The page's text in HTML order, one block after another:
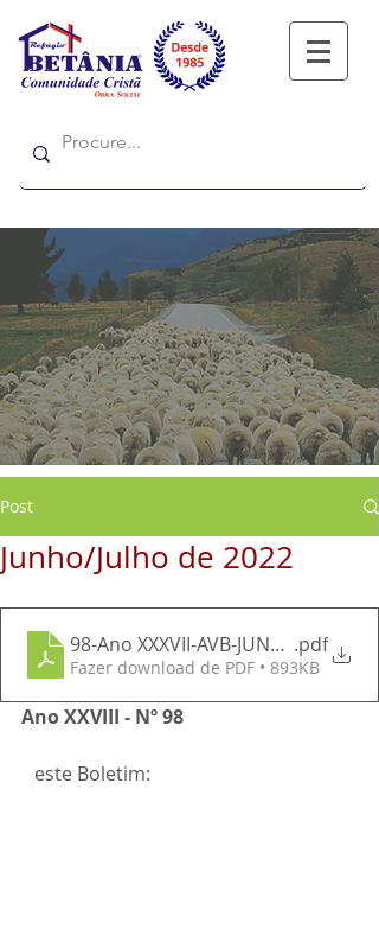
Refugio
Post
Junho/Julho de 2022
.pdf
Fazer download de PDF • 893KB
Ano XXVIII - Nº 98
este Boletim: